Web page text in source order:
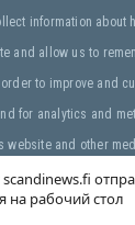
на рабочий стол
09:00 - 18:00
Closed
™
information about
and allow us to
to improve and
for analytics and
website and other
we use, see our
won’t be tracked